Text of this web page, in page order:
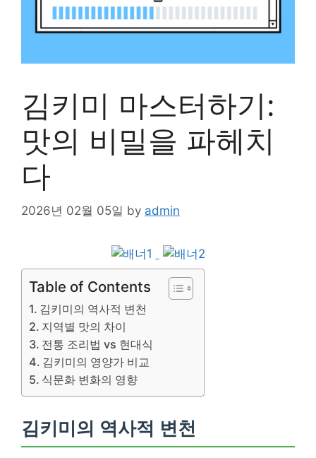
김키미 마스터하기:
맛의 비밀을 파헤치
다
2026년 02월 05일 by admin
Table of Contents
김키미의 역사적 변천
지역별 맛의 차이
전통 조리법 vs 현대식
김키미의 영양가 비교
식문화 변화의 영향
김키미의 역사적 변천